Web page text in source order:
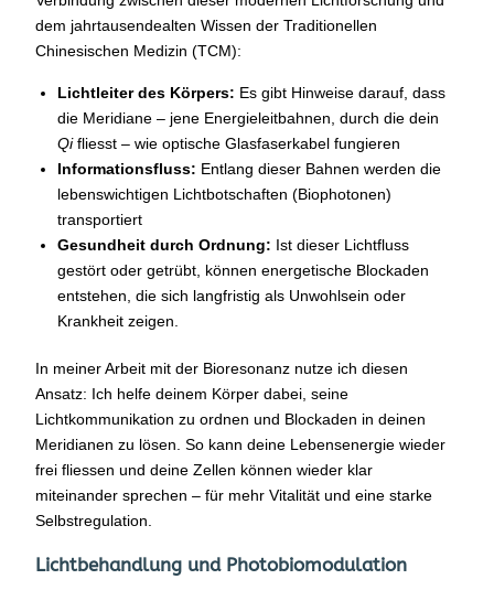
dem jahrtausendealten Wissen der Traditionellen
Chinesischen Medizin (TCM):
Lichtleiter des Körpers: Es gibt Hinweise darauf, dass
die Meridiane – jene Energieleitbahnen, durch die dein
Qifliesst – wie optische Glasfaserkabel fungieren
Informationsfluss: Entlang dieser Bahnen werden die
lebenswichtigen Lichtbotschaften (Biophotonen)
transportiert
Gesundheit durch Ordnung: Ist dieser Lichtfluss
gestört oder getrübt, können energetische Blockaden
entstehen, die sich langfristig als Unwohlsein oder
Krankheit zeigen.
In meiner Arbeit mit der Bioresonanz nutze ich diesen
Ansatz: Ich helfe deinem Körper dabei, seine
Lichtkommunikation zu ordnen und Blockaden in deinen
Meridianen zu lösen. So kann deine Lebensenergie wieder
frei fliessen und deine Zellen können wieder klar
miteinander sprechen – für mehr Vitalität und eine starke
Selbstregulation.
Lichtbehandlung und Photobiomodulation